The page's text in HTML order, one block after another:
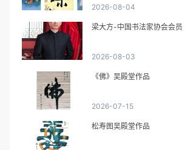
2026-08-04
梁大方-中国书法家协会会员
2026-08-03
《佛》吴殿堂作品
2026-07-15
松寿图吴殿堂作品